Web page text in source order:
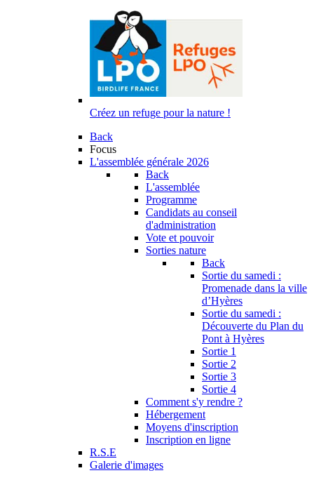
Créez un refuge pour la nature !
Back
Focus
L'assemblée générale 2026
Back
L'assemblée
Programme
Candidats au conseil
d'administration
Vote et pouvoir
Sorties nature
Back
Sortie du samedi :
Promenade dans la ville
d’Hyères
Sortie du samedi :
Découverte du Plan du
Pont à Hyères
Sortie 1
Sortie 2
Sortie 3
Sortie 4
Comment s'y rendre ?
Hébergement
Moyens d'inscription
Inscription en ligne
R.S.E
Galerie d'images